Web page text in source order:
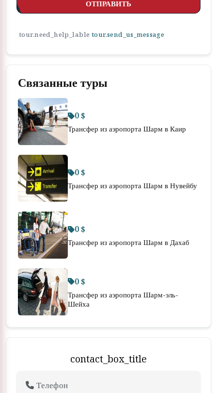
ОТПРАВИТЬ
tour.need_help_lable tour.send_us_message
Связанные туры
0 $
Трансфер из аэропорта Шарм в Каир
0 $
Трансфер из аэропорта Шарм в Нувейбу
0 $
Трансфер из аэропорта Шарм в Дахаб
0 $
Трансфер из аэропорта Шарм-эль-
Шейха
contact_box_title
Телефон